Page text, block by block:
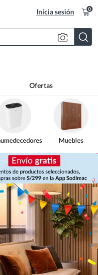
Inicia sesión 0
Ofertas
Muebles